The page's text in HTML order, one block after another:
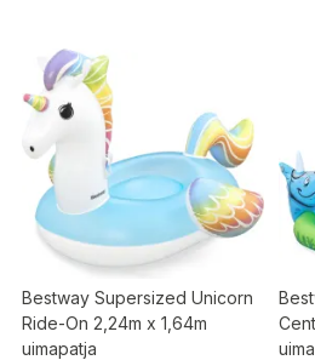
Bestway Supersized Unicorn
Ride-On 2,24m x 1,64m
uimapatja